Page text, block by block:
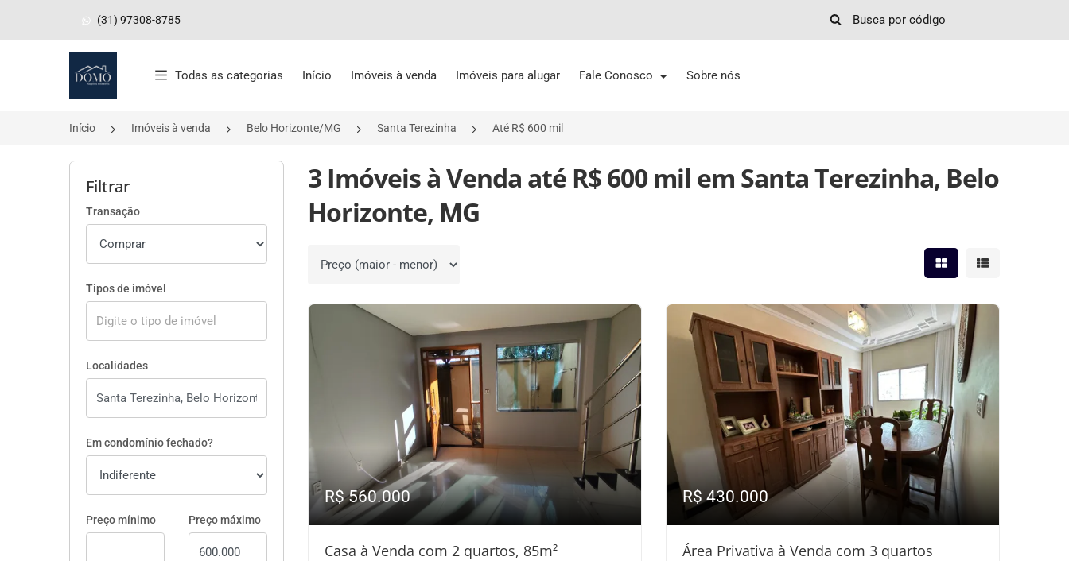
(31) 97308-8785
Página inicial
Todas as categorias Início Imóveis à venda Imóveis para alugar Fale Conosco Sobre nós
Início Imóveis à venda Belo Horizonte/MG Santa Terezinha Até R$ 600 mil
Filtrar
Transação
Tipos de imóvel
Localidades
Em condomínio fechado?
Preço mínimo Preço máximo
3 Imóveis à Venda até R$ 600 mil em Santa Terezinha, Belo
Horizonte, MG
Ordenar por Mostrar resultados em
Mostrar
R$ 560.000
Casa à Venda com 2 quartos, 85m²
R$ 430.000
Área Privativa à Venda com 3 quartos